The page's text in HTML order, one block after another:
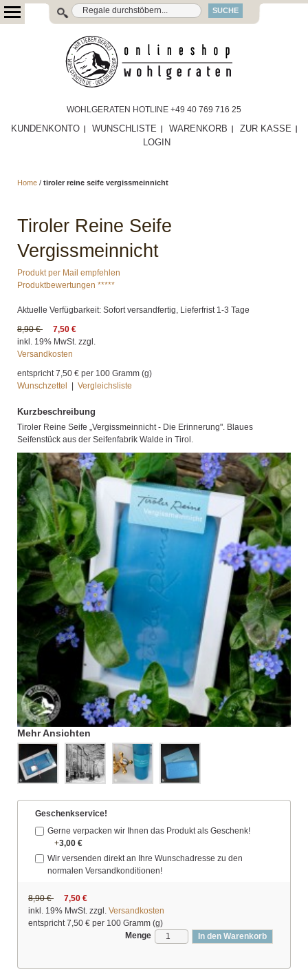
SUCHE
WOHLGERATEN HOTLINE +49 40 769 716 25
KUNDENKONTO WUNSCHLISTE WARENKORB
ZUR KASSE
LOGIN
Home / tiroler reine seife vergissmeinnicht
Tiroler Reine Seife
Vergissmeinnicht
Produkt per Mail empfehlen
Produktbewertungen *****
Aktuelle Verfügbarkeit: Sofort versandfertig, Lieferfrist 1-3 Tage
8,90 €
7,50 €
inkl. 19% MwSt. zzgl.
Versandkosten
entspricht7,50 € per 100 Gramm (g)
Wunschzettel
Vergleichsliste
Kurzbeschreibung
Tiroler Reine Seife „Vergissmeinnicht - Die Erinnerung". Blaues
Seifenstück aus der Seifenfabrik Walde in Tirol.
Mehr Ansichten
Geschenkservice!
Gerne verpacken wir Ihnen das Produkt als Geschenk!
+3,00 €
Wir versenden direkt an Ihre Wunschadresse zu den
normalen Versandkonditionen!
8,90 €
7,50 €
inkl. 19% MwSt. zzgl. Versandkosten
entspricht7,50 € per 100 Gramm (g)
Menge
In den Warenkorb